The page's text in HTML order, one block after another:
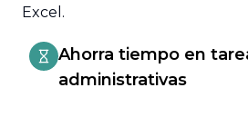
Excel.
Ahorra tiempo en
administrativas